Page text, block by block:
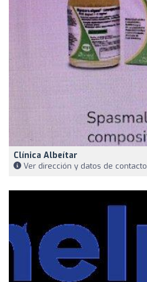
Clínica Albeítar
Ver dirección y datos de contacto